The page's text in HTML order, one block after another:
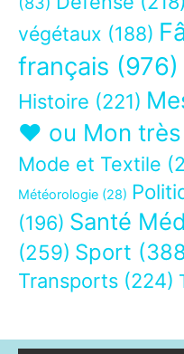
végétaux (188)
français (976)
Histoire (221)
❤ ou Mon très
Mode et Textile
Météorologie (28)
(196) Santé
(259) Sport
Transports (224)